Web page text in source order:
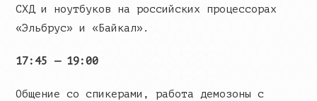
СХД и ноутбуков на российских процессорах
«Эльбрус» и «Байкал».
17:45 — 19:00
Общение со спикерами, работа демозоны с